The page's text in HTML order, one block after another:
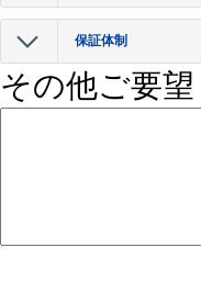
保証体制
その他ご要望